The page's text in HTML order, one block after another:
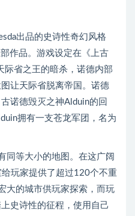
出品的史诗性奇幻风格
作品。游戏设定在《上古
省之王的暗杀，诺德内部
让天际省脱离帝国。诺德
诺德毁灭之神Alduin的回
拥有一支苍龙军团，名为
同等大小的地图。在这广阔
玩家提供了超过120个不重
大的城市供玩家探索，而玩
史诗性的征程，使用自己